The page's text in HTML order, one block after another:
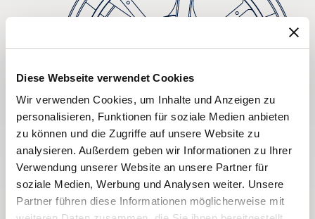
Diese Webseite verwendet Cookies
Wir verwenden Cookies, um Inhalte und Anzeigen zu
personalisieren, Funktionen für soziale Medien anbieten
zu können und die Zugriffe auf unsere Website zu
analysieren. Außerdem geben wir Informationen zu Ihrer
Verwendung unserer Website an unsere Partner für
soziale Medien, Werbung und Analysen weiter. Unsere
Partner führen diese Informationen möglicherweise mit